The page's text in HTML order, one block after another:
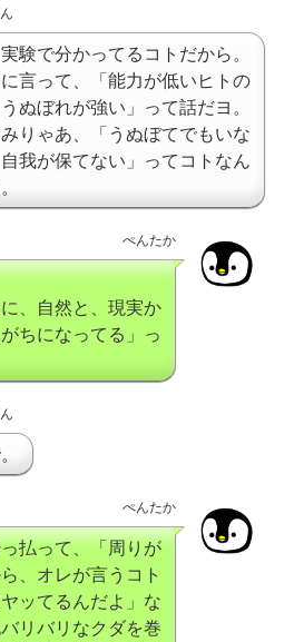
験で分かってるコトだから。
言って、「能力が低いヒトの
ぬぼれが強い」って話だヨ。
りゃあ、「うぬぼてでもいな
我が保てない」ってコトなん
ぺんたか
、自然と、現実か
ちになってる」っ
ぺんたか
払って、「周りが
、オレが言うコト
ッてるんだよ」な
リバリなクダを巻